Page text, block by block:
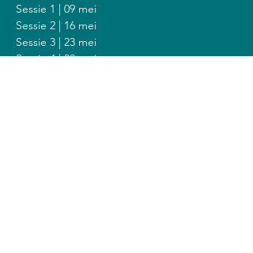
Sessie 1 | 09 mei
Sessie 2 | 16 mei
Sessie 3 | 23 mei
Sessie 4 | 30 mei